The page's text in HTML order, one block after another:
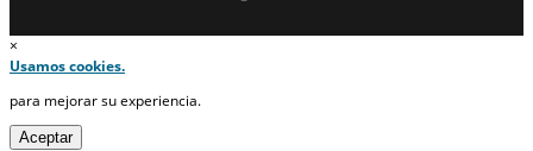
×
Usamos cookies.
para mejorar su experiencia.
Aceptar